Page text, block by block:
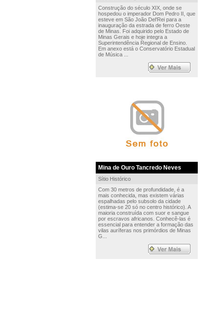
Construção do século XIX, onde se
hospedou o imperador Dom Pedro II, que
esteve em São João Del'Rei para a
inauguração da estrada de ferro Oeste
de Minas. Foi adquirido pelo Estado de
Minas Gerais e hoje integra a
Superintendência Regional de Ensino.
Em anexo está o Conservatório Estadual
de Música ...
Mina de Ouro Tancredo Neves
Sítio Histórico
Com 30 metros de profundidade, é a
mais conhecida, mas existem várias
espalhadas pelo subsolo da cidade
(estima-se 20 só no centro histórico). A
maioria construída com suor e sangue
por escravos africanos. Conhecê-las é
essencial para entender a formação das
vilas auríferas nos primórdios de Minas
G...